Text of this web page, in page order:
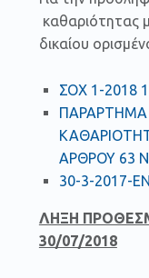
καθαριότητας
δικαίου
ΣΟΧ 1-2018
ΠΑΡΑΡΤΗΜΑ
ΑΡΘΡΟΥ 63
30-3-2017-
ΛΗΞΗ
30/07/2018